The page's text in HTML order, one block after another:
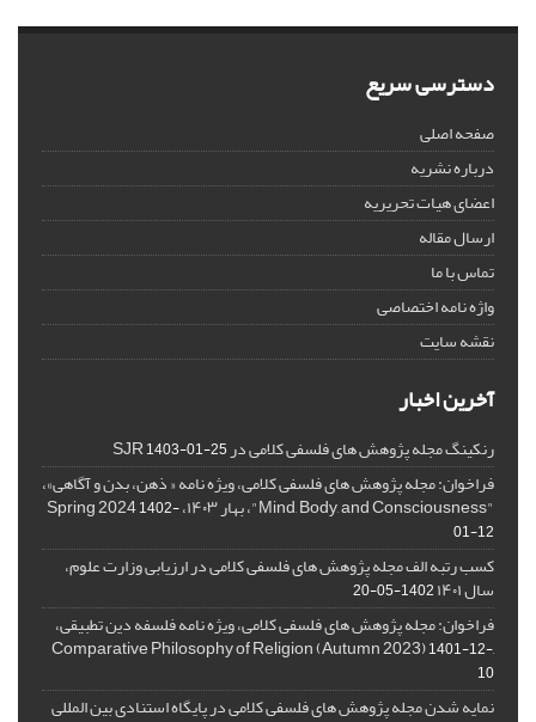
دسترسی سریع
صفحه اصلی
درباره نشریه
اعضای هیات تحریریه
ارسال مقاله
تماس با ما
واژه نامه اختصاصی
نقشه سایت
آخرین اخبار
رنکینگ مجله پژوهش های فلسفی کلامی در SJR1403-01-25
فراخوان: مجله پژوهش های فلسفی کلامی، ویژه نامه « ذهن، بدن و آگاهی»،
"Mind, Body, and Consciousness"، بهار ۱۴۰۳، Spring 2024
1402-
01-12
کسب رتبه الف مجله پژوهش های فلسفی کلامی در ارزیابی وزارت علوم،
سال ۱۴۰۱ 1402-05-20
فراخوان: مجله پژوهش های فلسفی کلامی، ویژه نامه فلسفه دین تطبیقی،
,Comparative Philosophy of Religion (Autumn 2023)
1401-12-
10
نمایه شدن مجله پژوهش های فلسفی کلامی در پایگاه استنادی بین المللی